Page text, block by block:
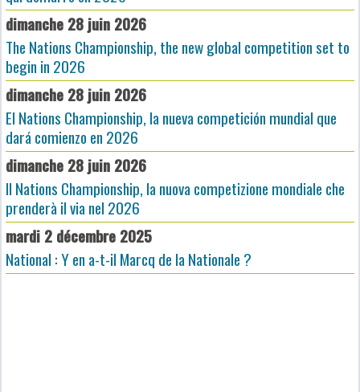
dimanche 28 juin 2026
The Nations Championship, the new global competition set to
begin in 2026
dimanche 28 juin 2026
El Nations Championship, la nueva competición mundial que
dará comienzo en 2026
dimanche 28 juin 2026
Il Nations Championship, la nuova competizione mondiale che
prenderà il via nel 2026
mardi 2 décembre 2025
National : Y en a-t-il Marcq de la Nationale ?